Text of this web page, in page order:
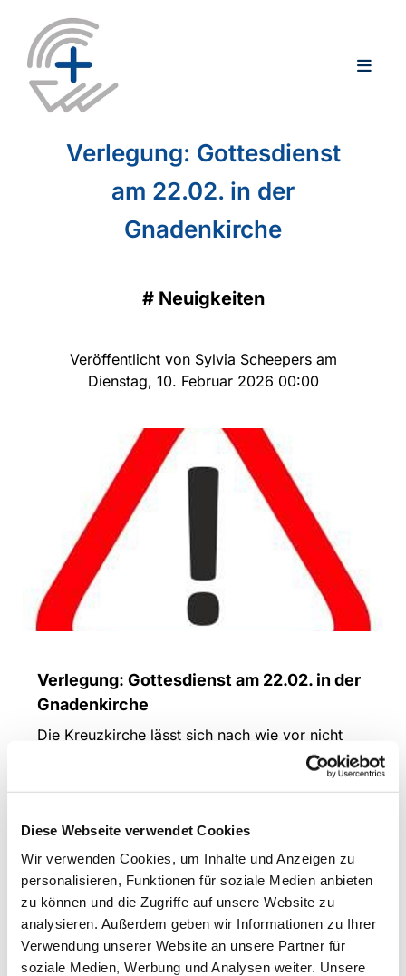
Diese Webseite verwendet Cookies
Wir verwenden Cookies, um Inhalte und Anzeigen zu
personalisieren, Funktionen für soziale Medien anbieten
zu können und die Zugriffe auf unsere Website zu
analysieren. Außerdem geben wir Informationen zu Ihrer
Verwendung unserer Website an unsere Partner für
soziale Medien, Werbung und Analysen weiter. Unsere
Verlegung: Gottesdienst
am 22.02. in der
Gnadenkirche
# Neuigkeiten
Veröffentlicht von Sylvia Scheepers am
Dienstag, 10. Februar 2026 00:00
Verlegung: Gottesdienst am 22.02. in der
Gnadenkirche
Die Kreuzkirche lässt sich nach wie vor nicht
heizen. Wir haben zwar nun endlich mit den
Versorgern einen Termin - die Heizung wird
sein. Der Gottesdienst am
22.02. f
Gnadenkirche statt.
Wir sind frohen Mutes, dass wir ab März wieder
regelmäßig auch in Hervest Gottesdienst feiern
können und danken für Ihr Verständnis.